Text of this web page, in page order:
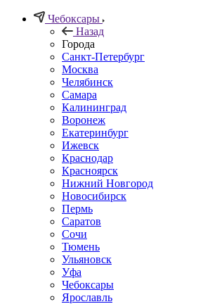
Чебоксары
Назад
Города
Санкт-Петербург
Москва
Челябинск
Самара
Калининград
Воронеж
Екатеринбург
Ижевск
Краснодар
Красноярск
Нижний Новгород
Новосибирск
Пермь
Саратов
Сочи
Тюмень
Ульяновск
Уфа
Чебоксары
Ярославль